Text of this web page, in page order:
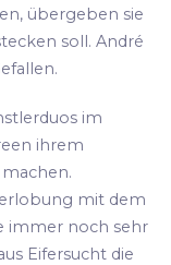
übergeben sie
soll. André
im
ihrem
mit dem
immer noch sehr
Eifersucht die